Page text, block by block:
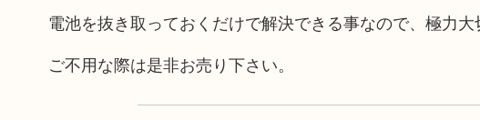
電池を抜き取っておくだけで解決できる事なので、極力
ご不用な際は是非お売り下さい。